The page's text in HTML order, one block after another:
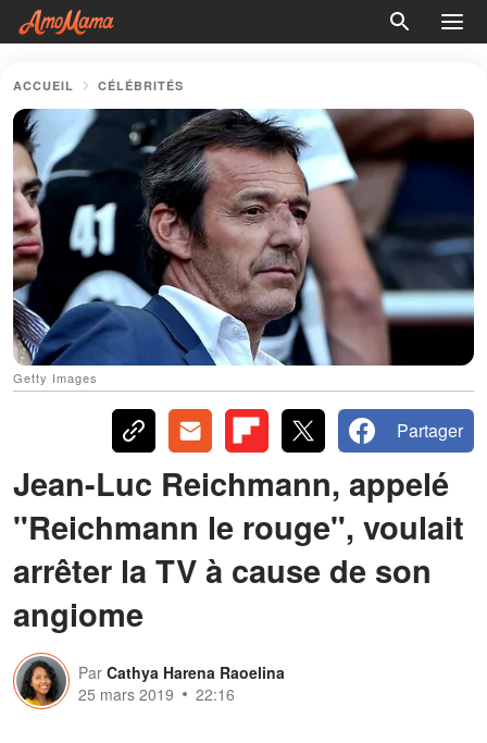
ACCUEIL CÉLÉBRITÉS
Getty Images
Partager
Jean-Luc Reichmann, appelé
"Reichmann le rouge", voulait
arrêter la TV à cause de son
angiome
Par Cathya Harena Raoelina
25 mars 2019
22:16